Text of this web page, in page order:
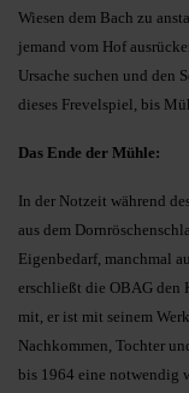
Wiesen dem Bach zu
jemand vom Hof
Ursache suchen und den
dieses Frevelspiel, bis
Das Ende der Mühle:
In der Notzeit während
aus dem
Eigenbedarf, manchmal
erschließt die OBAG den
mit, er ist mit seinem
Nachkommen, Tochter
bis 1964 eine notwendig